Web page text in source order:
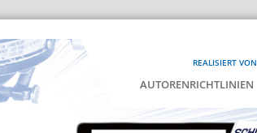
REALISIERT VON
AUTORENRICHTLINIEN